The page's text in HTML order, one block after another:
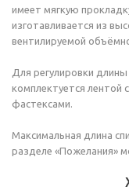
имеет мягкую
изготавливается из
вентилируемой
Для регулировки
комплектуется лентой
фастексами.
Максимальная длина
разделе «Пожелания»